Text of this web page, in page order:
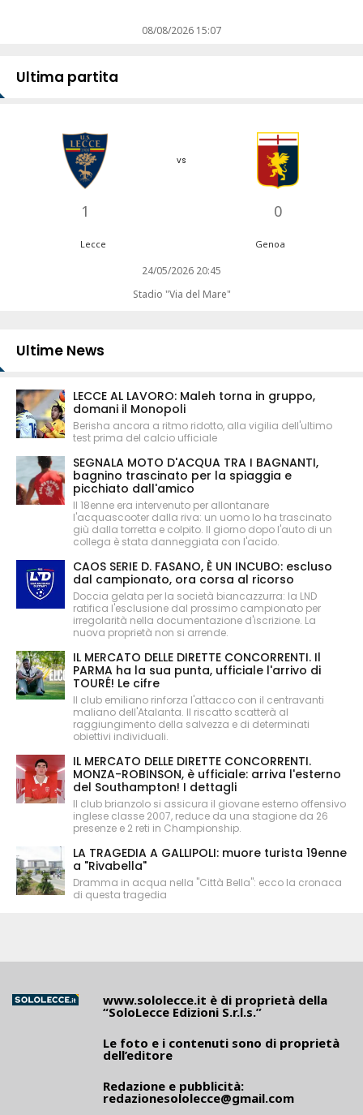
08/08/2026 15:07
Ultima partita
1
vs
0
Lecce Genoa
24/05/2026 20:45
Stadio "Via del Mare"
Ultime News
LECCE AL LAVORO: Maleh torna in gruppo,
domani il Monopoli
Berisha ancora a ritmo ridotto, alla vigilia dell'ultimo
test prima del calcio ufficiale
SEGNALA MOTO D'ACQUA TRA I BAGNANTI,
bagnino trascinato per la spiaggia e
picchiato dall'amico
Il 18enne era intervenuto per allontanare
l'acquascooter dalla riva: un uomo lo ha trascinato
giù dalla torretta e colpito. Il giorno dopo l'auto di un
collega è stata danneggiata con l'acido.
CAOS SERIE D. FASANO, È UN INCUBO: escluso
dal campionato, ora corsa al ricorso
Doccia gelata per la società biancazzurra: la LND
ratifica l'esclusione dal prossimo campionato per
irregolarità nella documentazione d'iscrizione. La
nuova proprietà non si arrende.
IL MERCATO DELLE DIRETTE CONCORRENTI. Il
PARMA ha la sua punta, ufficiale l'arrivo di
TOURÉ! Le cifre
Il club emiliano rinforza l'attacco con il centravanti
maliano dell'Atalanta. Il riscatto scatterà al
raggiungimento della salvezza e di determinati
obiettivi individuali.
IL MERCATO DELLE DIRETTE CONCORRENTI.
MONZA-ROBINSON, è ufficiale: arriva l'esterno
del Southampton! I dettagli
Il club brianzolo si assicura il giovane esterno offensivo
inglese classe 2007, reduce da una stagione da 26
presenze e 2 reti in Championship.
LA TRAGEDIA A GALLIPOLI: muore turista 19enne
a "Rivabella"
Dramma in acqua nella "Città Bella": ecco la cronaca
di questa tragedia
www.sololecce.it è di proprietà della
“SoloLecce Edizioni S.r.l.s.”
Le foto e i contenuti sono di proprietà
dell’editore
Redazione e pubblicità:
redazionesololecce@gmail.com